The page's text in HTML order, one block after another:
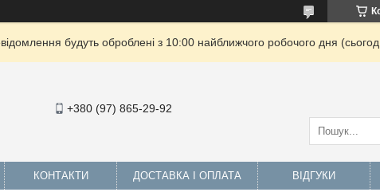
будуть оброблені з 10:00 найближчого робочого дня
+380 (97) 865-29-92
КОНТАКТИ ДОСТАВКА І ОПЛАТА ВІДГУКИ